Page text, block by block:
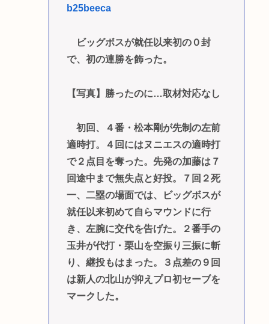
b25beeca
ビッグボスが就任以来初の０封
で、初の連勝を飾った。
【写真】勝ったのに…取材対応なし
初回、４番・松本剛が先制の左前
適時打。４回にはヌニエスの適時打
で２点目を奪った。先発の加藤は７
回途中まで無失点と好投。７回２死
一、二塁の場面では、ビッグボスが
就任以来初めて自らマウンドに行
き、左腕に交代を告げた。２番手の
玉井が代打・栗山を空振り三振に斬
り、継投もはまった。３点差の９回
は新人の北山が抑えプロ初セーブを
マークした。